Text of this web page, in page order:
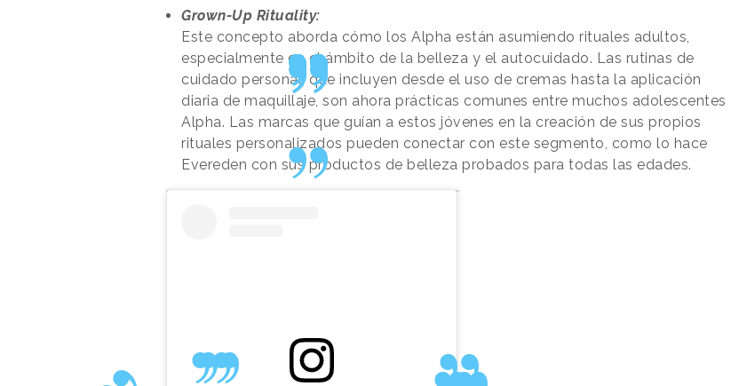
Grown-Up Rituality:
Este concepto aborda cómo los Alpha están asumiendo rituales adultos,
especialmente en el ámbito de la belleza y el autocuidado. Las rutinas de
cuidado personal, que incluyen desde el uso de cremas hasta la aplicación
diaria de maquillaje, son ahora prácticas comunes entre muchos adolescentes
Alpha. Las marcas que guían a estos jóvenes en la creación de sus propios
rituales personalizados pueden conectar con este segmento, como lo hace
Evereden con sus productos de belleza probados para todas las edades.